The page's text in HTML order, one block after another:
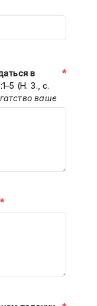
в
(Н. З., с.
ваше
*
*